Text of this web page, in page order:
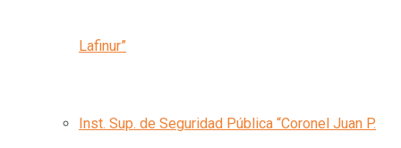
Lafinur”
Inst. Sup. de Seguridad Pública “Coronel Juan P.